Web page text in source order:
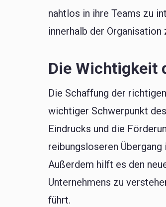
nahtlos in ihre Teams zu
innerhalb der Organisation
Die Wichtigkeit
Die Schaffung der
wichtiger Schwerpunkt
Eindrucks und die
reibungsloseren
Außerdem hilft es den
Unternehmens zu
führt.